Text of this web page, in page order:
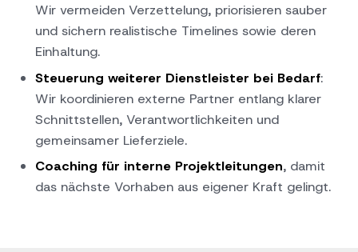
Wir vermeiden Verzettelung, priorisieren sauber
und sichern realistische Timelines sowie deren
Einhaltung.
Steuerung weiterer Dienstleister bei Bedarf:
Wir koordinieren externe Partner entlang klarer
Schnittstellen, Verantwortlichkeiten und
gemeinsamer Lieferziele.
Coaching für interne Projektleitungen, damit
das nächste Vorhaben aus eigener Kraft gelingt.